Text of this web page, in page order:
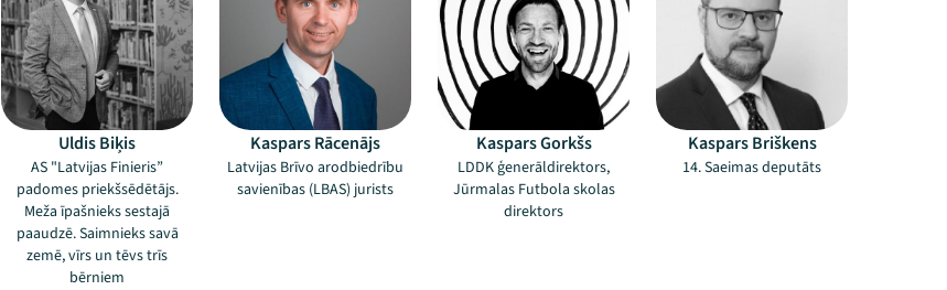
Uldis Biķis
AS "Latvijas Finieris”
padomes priekšsēdētājs.
Meža īpašnieks sestajā
paaudzē. Saimnieks savā
zemē, vīrs un tēvs trīs
bērniem
Kaspars Rācenājs
Latvijas Brīvo arodbiedrību
savienības (LBAS) jurists
Kaspars Gorkšs
LDDK ģenerāldirektors,
Jūrmalas Futbola skolas
direktors
Kaspars Briškens
14. Saeimas deputāts